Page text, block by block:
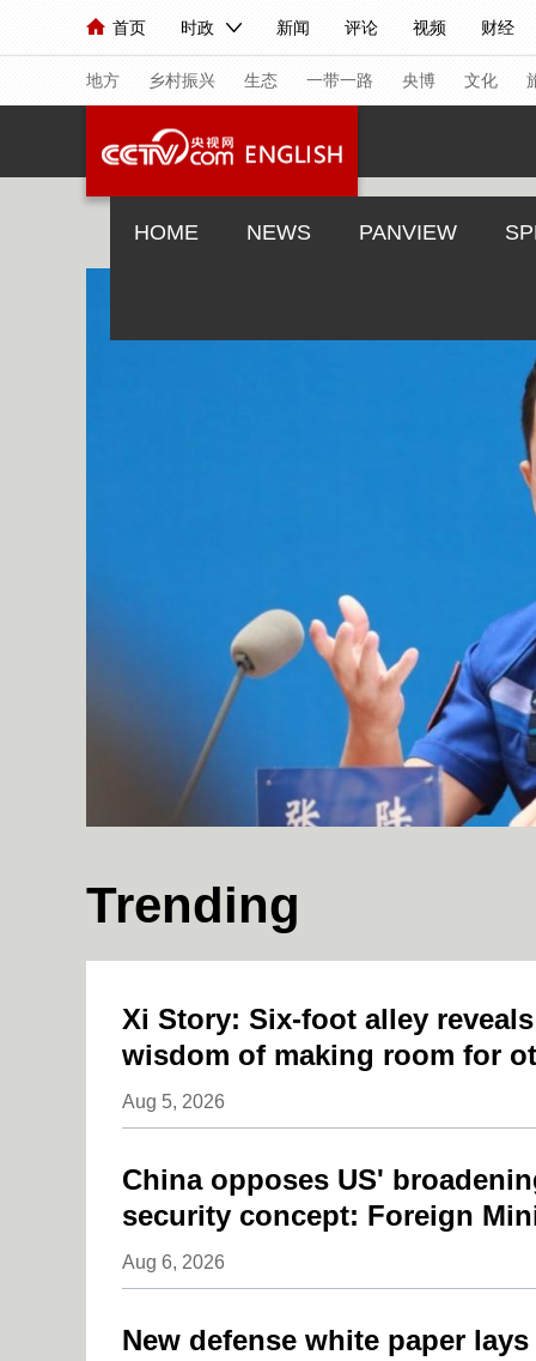
首页 时政 新闻 评论 视频 财经
人民领袖习近平 联播+ 中国领导人 央视快评 习
直播 栏目大全 节目单 听音 微视频
海外频道 iPanda English Монгол
地方 乡村振兴 生态 一带一路 央博 文化
总台春晚 网络春晚 共产党员网
熊
新
2026
大国展会 大国保险 云顶对话
CCTV.节目官网 节目单 栏目 片库
HOME NEWS PANVIEW
Trending
Xi Story: Six-foot alley
wisdom of making room for
Aug 5, 2026
China opposes US'
security concept: Foreign
Aug 6, 2026
New defense white paper